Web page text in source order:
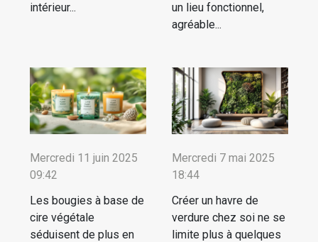
intérieur...
un lieu fonctionnel,
agréable...
Mercredi 11 juin 2025
09:42
Les bougies à base de
cire végétale
séduisent de plus en
Mercredi 7 mai 2025
18:44
Créer un havre de
verdure chez soi ne se
limite plus à quelques